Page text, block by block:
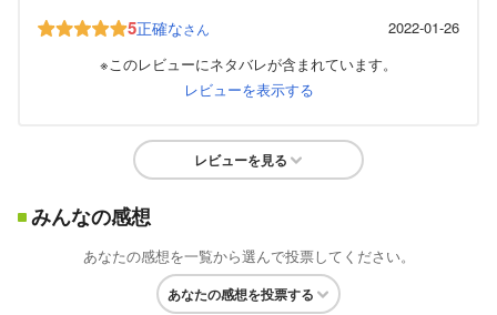
5正確なさん
2022-01-26
※このレビューにネタバレが含まれています。
レビューを表示する
レビューを見る
みんなの感想
あなたの感想を一覧から選んで投票してください。
あなたの感想を投票する